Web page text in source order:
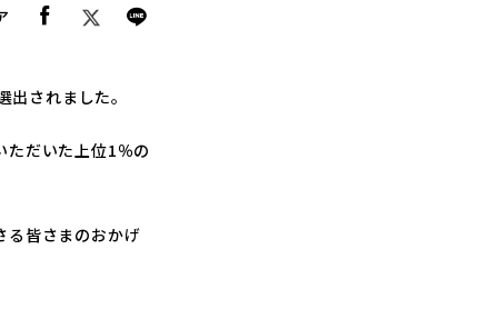
されました。
ただいた上位1％の
る皆さまのおかげ